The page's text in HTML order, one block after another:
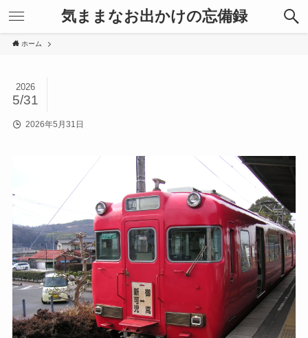
気ままなお出かけの忘備録
ホーム
2026
5/31
2026年5月31日